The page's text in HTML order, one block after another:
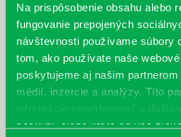
Na prispôsobenie obsahu alebo
fungovanie prepojených
návštevnosti používame súbory
tom, ako používate naše
poskytujeme aj našim
médií, inzercie a analýzy. Títo
informácie skombinovať s
poskytli, alebo ktoré od vás